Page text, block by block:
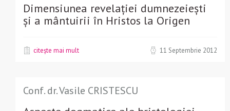
Dimensiunea revelației dumnezeiești
și a mântuirii în Hristos la Origen
citește mai mult 11 Septembrie 2012
Conf. dr. Vasile CRISTESCU